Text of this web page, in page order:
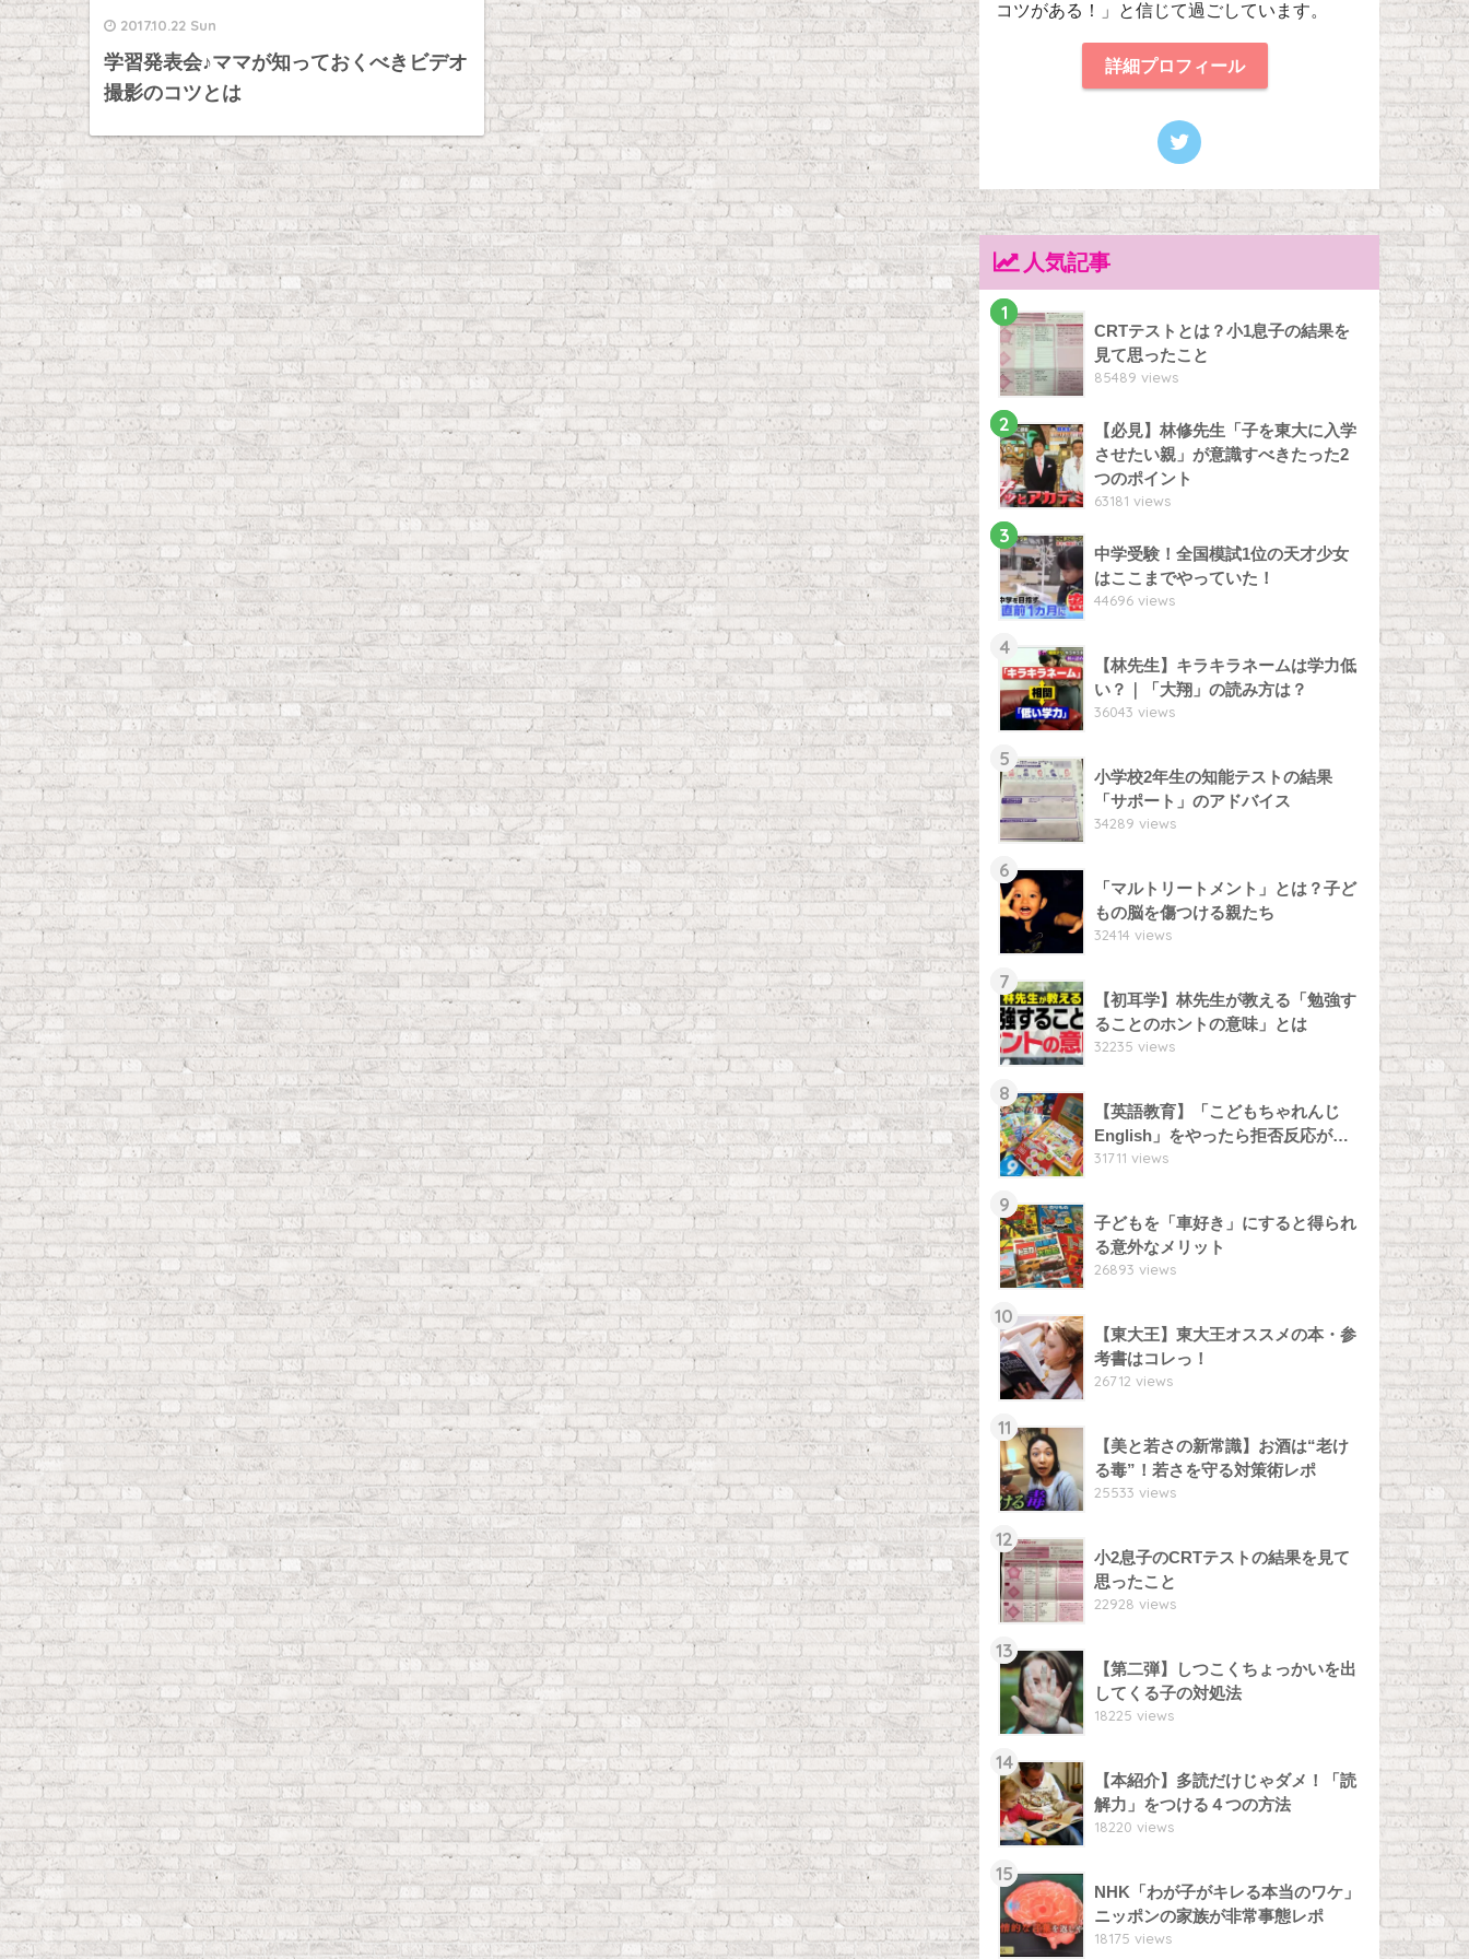
2017.10.22 Sun
学習発表会♪ママが知っておくべきビデオ
撮影のコツとは
コツがある！」と信じて過ごしています。
詳細プロフィール
人気記事
1
CRTテストとは？小1息子の結果を
見て思ったこと
85489 views
2
【必見】林修先生「子を東大に入学
させたい親」が意識すべきたった2
つのポイント
63181 views
3
中学受験！全国模試1位の天才少女
はここまでやっていた！
44696 views
4
【林先生】キラキラネームは学力低
い？｜「大翔」の読み方は？
36043 views
5
小学校2年生の知能テストの結果
「サポート」のアドバイス
34289 views
6
「マルトリートメント」とは？子ど
もの脳を傷つける親たち
32414 views
7
【初耳学】林先生が教える「勉強す
ることのホントの意味」とは
32235 views
8
【英語教育】「こどもちゃれんじ
English」をやったら拒否反応が…
31711 views
9
子どもを「車好き」にすると得られ
る意外なメリット
26893 views
10
【東大王】東大王オススメの本・参
考書はコレっ！
26712 views
11
【美と若さの新常識】お酒は“老け
る毒”！若さを守る対策術レポ
25533 views
12
小2息子のCRTテストの結果を見て
思ったこと
22928 views
13
【第二弾】しつこくちょっかいを出
してくる子の対処法
18225 views
14
【本紹介】多読だけじゃダメ！「読
解力」をつける４つの方法
18220 views
15
NHK「わが子がキレる本当のワケ」
ニッポンの家族が非常事態レポ
18175 views